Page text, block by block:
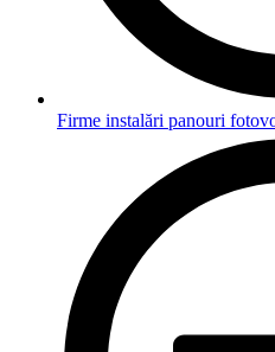
Firme instalări panouri